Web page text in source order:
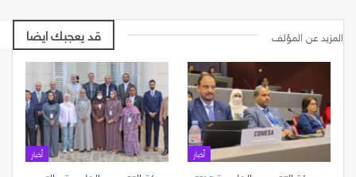
قد يعجبك ايضا المزيد عن المؤلف
أخبار أخبار